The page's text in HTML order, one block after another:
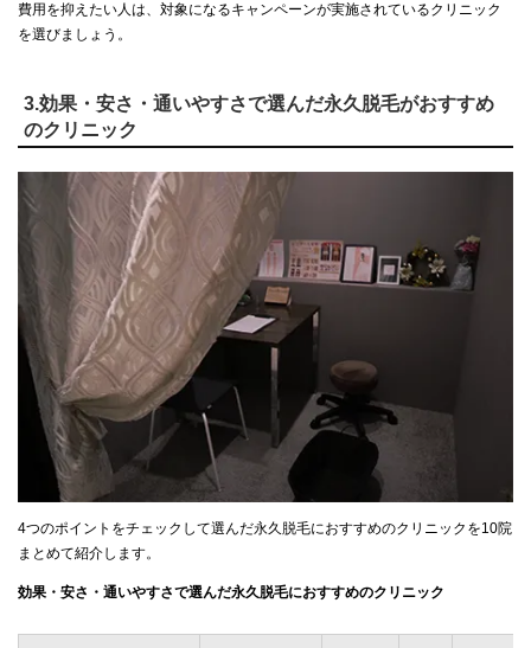
費用を抑えたい人は、対象になるキャンペーンが実施されているクリニック
を選びましょう。
3.効果・安さ・通いやすさで選んだ永久脱毛がおすすめ
のクリニック
4つのポイントをチェックして選んだ永久脱毛におすすめのクリニックを10院
まとめて紹介します。
効果・安さ・通いやすさで選んだ永久脱毛におすすめのクリニック